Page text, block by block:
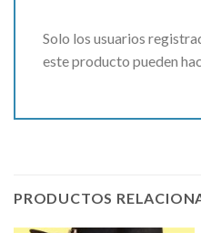
Solo los usuarios
este producto pueden
PRODUCTOS